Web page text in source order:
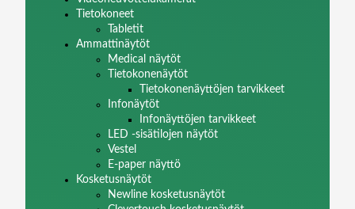
Tietokoneet
Tabletit
Ammattinäytöt
Medical näytöt
Tietokonenäytöt
Tietokonenäyttöjen tarvikkeet
Infonäytöt
Infonäyttöjen tarvikkeet
LED -sisätilojen näytöt
Vestel
E-paper näyttö
Kosketusnäytöt
Newline kosketusnäytöt